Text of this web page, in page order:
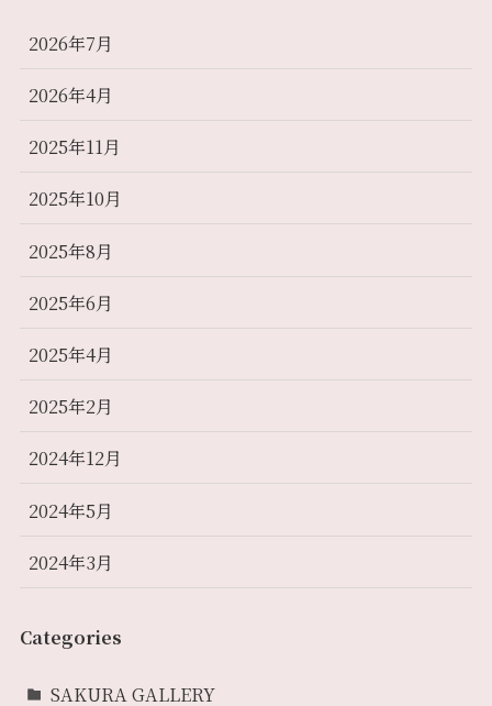
2026年7月
2026年4月
2025年11月
2025年10月
2025年8月
2025年6月
2025年4月
2025年2月
2024年12月
2024年5月
2024年3月
Categories
SAKURA GALLERY